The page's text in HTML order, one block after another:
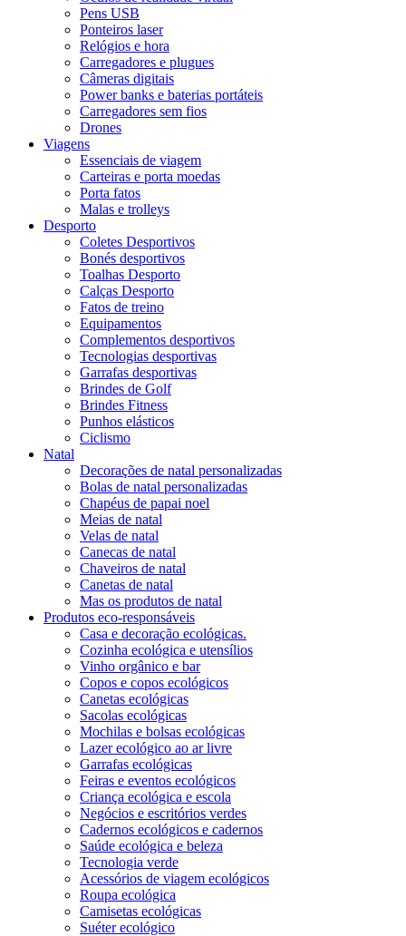
Pens USB
Ponteiros laser
Relógios e hora
Carregadores e plugues
Câmeras digitais
Power banks e baterias portáteis
Carregadores sem fios
Drones
Viagens
Essenciais de viagem
Carteiras e porta moedas
Porta fatos
Malas e trolleys
Desporto
Coletes Desportivos
Bonés desportivos
Toalhas Desporto
Calças Desporto
Fatos de treino
Equipamentos
Complementos desportivos
Tecnologias desportivas
Garrafas desportivas
Brindes de Golf
Brindes Fitness
Punhos elásticos
Ciclismo
Natal
Decorações de natal personalizadas
Bolas de natal personalizadas
Chapéus de papai noel
Meias de natal
Velas de natal
Canecas de natal
Chaveiros de natal
Canetas de natal
Mas os produtos de natal
Produtos eco-responsáveis
Casa e decoração ecológicas.
Cozinha ecológica e utensílios
Vinho orgânico e bar
Copos e copos ecológicos
Canetas ecológicas
Sacolas ecológicas
Mochilas e bolsas ecológicas
Lazer ecológico ao ar livre
Garrafas ecológicas
Feiras e eventos ecológicos
Criança ecológica e escola
Negócios e escritórios verdes
Cadernos ecológicos e cadernos
Saúde ecológica e beleza
Tecnologia verde
Acessórios de viagem ecológicos
Roupa ecológica
Camisetas ecológicas
Suéter ecológico